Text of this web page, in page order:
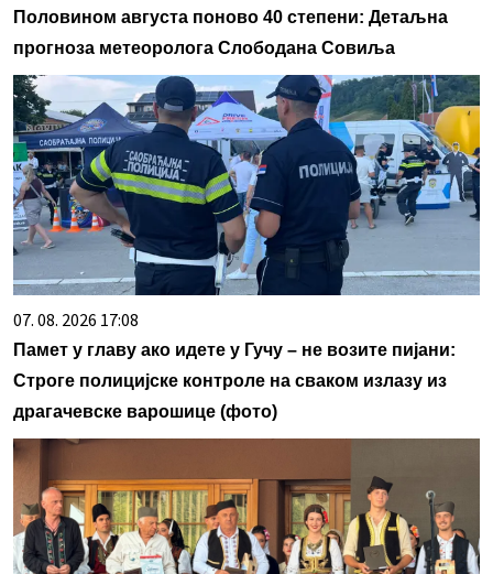
Половином августа поново 40 степени: Детаљна
прогноза метеоролога Слободана Совиља
07. 08. 2026 17:08
Памет у главу ако идете у Гучу – не возите пијани:
Строге полицијске контроле на сваком излазу из
драгачевске варошице (фото)